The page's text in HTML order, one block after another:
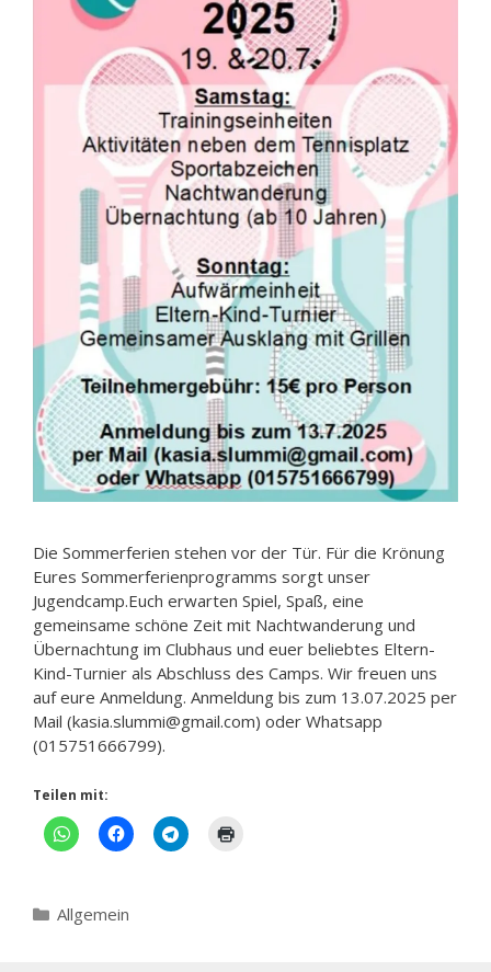
Die Sommerferien stehen vor der Tür. Für die Krönung
Eures Sommerferienprogramms sorgt unser
Jugendcamp.Euch erwarten Spiel, Spaß, eine
gemeinsame schöne Zeit mit Nachtwanderung und
Übernachtung im Clubhaus und euer beliebtes Eltern-
Kind-Turnier als Abschluss des Camps. Wir freuen uns
auf eure Anmeldung. Anmeldung bis zum 13.07.2025 per
Mail (kasia.slummi@gmail.com) oder Whatsapp
(015751666799).
Teilen mit:
Kategorien
Allgemein